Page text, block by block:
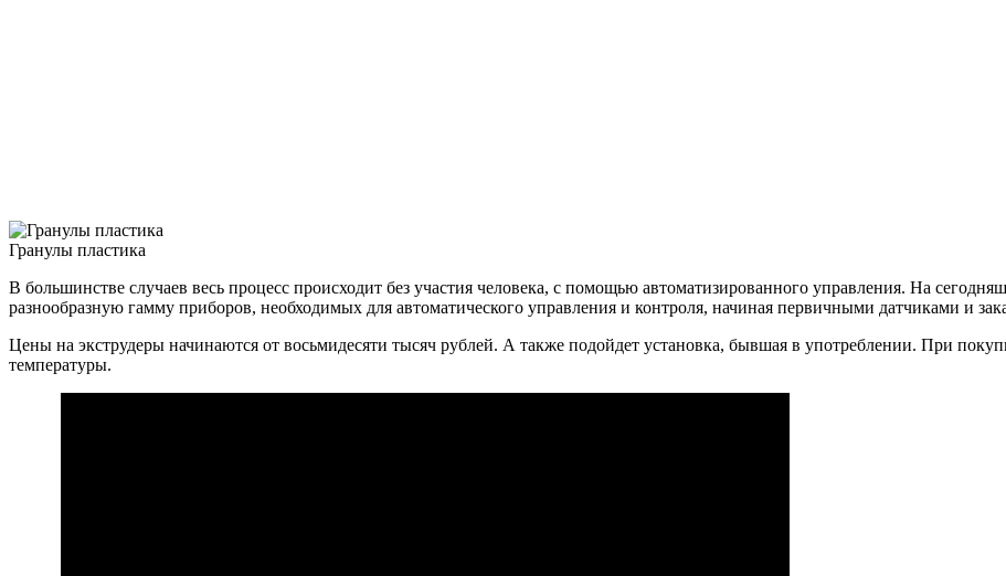
Гранулы пластика
В большинстве случаев весь процесс происходит без участия человека, с помощью автоматизированного управления. На
разнообразную гамму приборов, необходимых для автоматического управления и контроля, начиная первичными датчиками и
Цены на экструдеры начинаются от восьмидесяти тысяч рублей. А также подойдет установка, бывшая в употреблении. При
температуры.